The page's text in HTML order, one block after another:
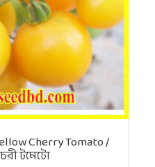
Cherry Tomato /
টমেটো